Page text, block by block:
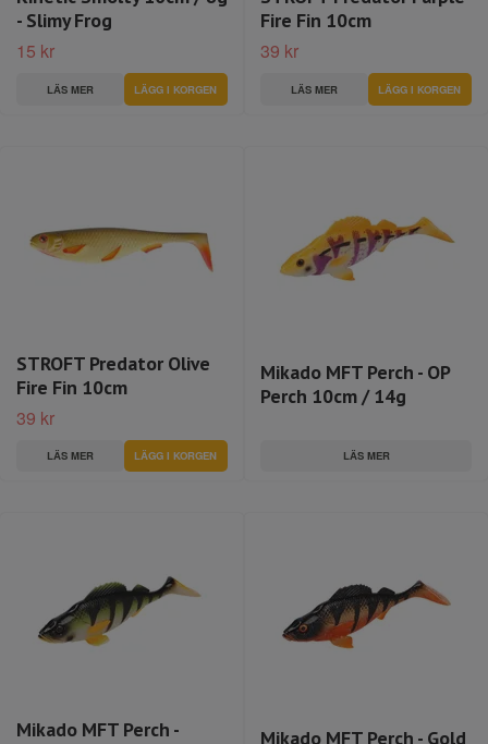
- Slimy Frog
15 kr
LÄS MER
Fire Fin 10cm
39 kr
LÄS MER
STROFT Predator Olive
Fire Fin 10cm
39 kr
LÄS MER
Mikado MFT Perch - OP
Perch 10cm / 14g
LÄS MER
Mikado MFT Perch -
Mikado MFT Perch - Gold